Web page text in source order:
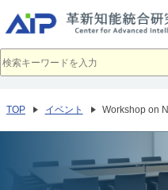
イ
ン
へ
動
TOP イベント Workshop on